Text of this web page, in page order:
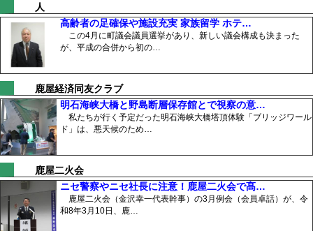
人
高齢者の足確保や施設充実 家族留学 ホテ…
この4月に町議会議員選挙があり、新しい議会構成も決まった
が、平成の合併から初の…
鹿屋経済同友クラブ
明石海峡大橋と野島断層保存館とで視察の意…
私たちが行く予定だった明石海峡大橋塔頂体験「ブリッジワール
ド」は、悪天候のため…
鹿屋二火会
ニセ警察やニセ社長に注意！鹿屋二火会で髙…
鹿屋二火会（金沢幸一代表幹事）の3月例会（会員卓話）が、令
和8年3月10日、鹿…